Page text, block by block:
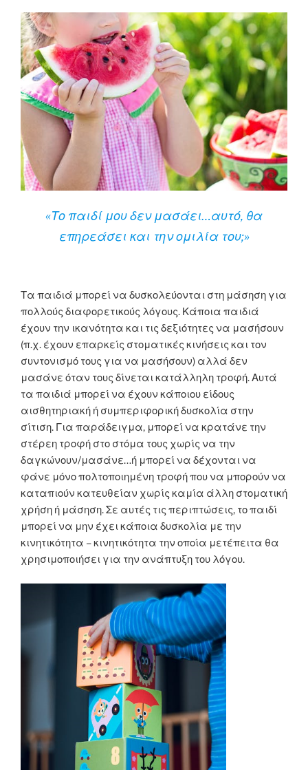
«Το παιδί μου δεν μασάει…αυτό, θα
επηρεάσει και την ομιλία του;»
Τα παιδιά μπορεί να δυσκολεύονται στη μάσηση για
πολλούς διαφορετικούς λόγους. Κάποια παιδιά
έχουν την ικανότητα και τις δεξιότητες να μασήσουν
(π.χ. έχουν επαρκείς στοματικές κινήσεις και τον
συντονισμό τους για να μασήσουν) αλλά δεν
μασάνε όταν τους δίνεται κατάλληλη τροφή. Αυτά
τα παιδιά μπορεί να έχουν κάποιου είδους
αισθητηριακή ή συμπεριφορική δυσκολία στην
σίτιση. Για παράδειγμα, μπορεί να κρατάνε την
στέρεη τροφή στο στόμα τους χωρίς να την
δαγκώνουν/μασάνε…ή μπορεί να δέχονται να
φάνε μόνο πολτοποιημένη τροφή που να μπορούν να
καταπιούν κατευθείαν χωρίς καμία άλλη στοματική
χρήση ή μάσηση. Σε αυτές τις περιπτώσεις, το παιδί
μπορεί να μην έχει κάποια δυσκολία με την
κινητικότητα – κινητικότητα την οποία μετέπειτα θα
χρησιμοποιήσει για την ανάπτυξη του λόγου.